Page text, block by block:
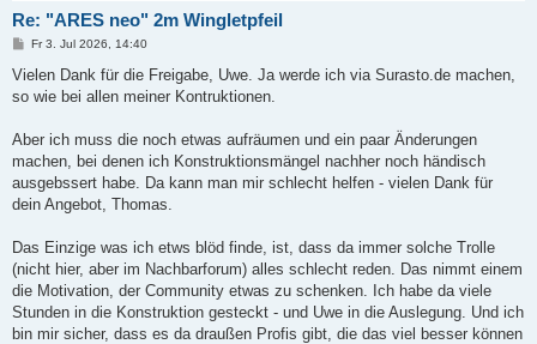
Re: "ARES neo" 2m Wingletpfeil
B
i
r
Fr 3. Jul 2026, 14:40
Vielen Dank für die Freigabe, Uwe. Ja werde ich via Surasto.de machen,
so wie bei allen meiner Kontruktionen.
Aber ich muss die noch etwas aufräumen und ein paar Änderungen
machen, bei denen ich Konstruktionsmängel nachher noch händisch
ausgebssert habe. Da kann man mir schlecht helfen - vielen Dank für
dein Angebot, Thomas.
Das Einzige was ich etws blöd finde, ist, dass da immer solche Trolle
(nicht hier, aber im Nachbarforum) alles schlecht reden. Das nimmt einem
die Motivation, der Community etwas zu schenken. Ich habe da viele
Stunden in die Konstruktion gesteckt - und Uwe in die Auslegung. Und ich
bin mir sicher, dass es da draußen Profis gibt, die das viel besser können